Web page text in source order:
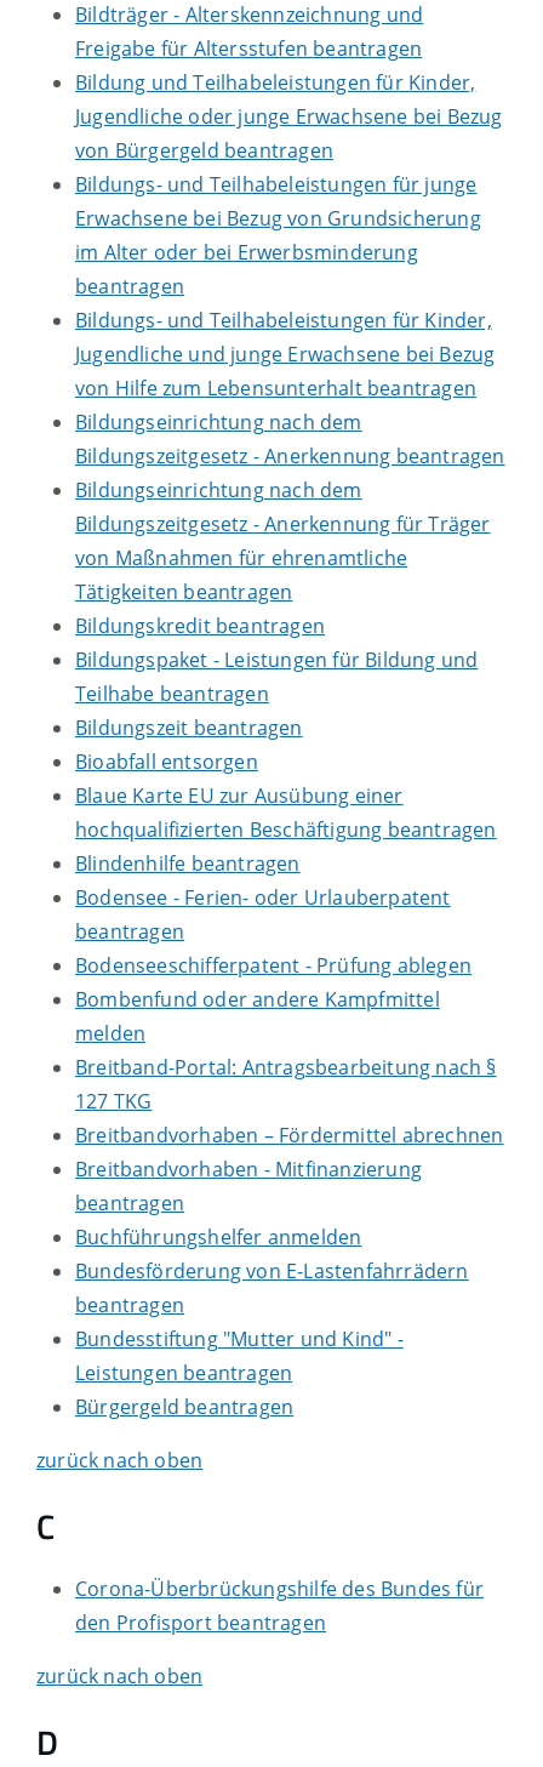
Bildträger - Alterskennzeichnung und
Freigabe für Altersstufen beantragen
Bildung und Teilhabeleistungen für Kinder,
Jugendliche oder junge Erwachsene bei Bezug
von Bürgergeld beantragen
Bildungs- und Teilhabeleistungen für junge
Erwachsene bei Bezug von Grundsicherung
im Alter oder bei Erwerbsminderung
beantragen
Bildungs- und Teilhabeleistungen für Kinder,
Jugendliche und junge Erwachsene bei Bezug
von Hilfe zum Lebensunterhalt beantragen
Bildungseinrichtung nach dem
Bildungszeitgesetz - Anerkennung beantragen
Bildungseinrichtung nach dem
Bildungszeitgesetz - Anerkennung für Träger
von Maßnahmen für ehrenamtliche
Tätigkeiten beantragen
Bildungskredit beantragen
Bildungspaket - Leistungen für Bildung und
Teilhabe beantragen
Bildungszeit beantragen
Bioabfall entsorgen
Blaue Karte EU zur Ausübung einer
hochqualifizierten Beschäftigung beantragen
Blindenhilfe beantragen
Bodensee - Ferien- oder Urlauberpatent
beantragen
Bodenseeschifferpatent - Prüfung ablegen
Bombenfund oder andere Kampfmittel
melden
Breitband-Portal: Antragsbearbeitung nach §
127 TKG
Breitbandvorhaben – Fördermittel abrechnen
Breitbandvorhaben - Mitfinanzierung
beantragen
Buchführungshelfer anmelden
Bundesförderung von E-Lastenfahrrädern
beantragen
Bundesstiftung "Mutter und Kind" -
Leistungen beantragen
Bürgergeld beantragen
zurück nach oben
C
Corona-Überbrückungshilfe des Bundes für
den Profisport beantragen
zurück nach oben
D